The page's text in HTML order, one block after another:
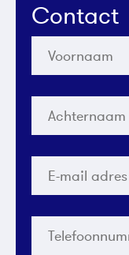
Contact
mail
adres